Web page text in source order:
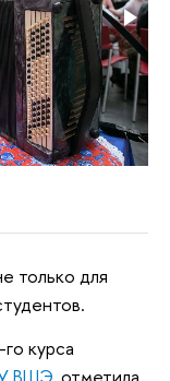
только для
курса
ВШЭ , отметила,